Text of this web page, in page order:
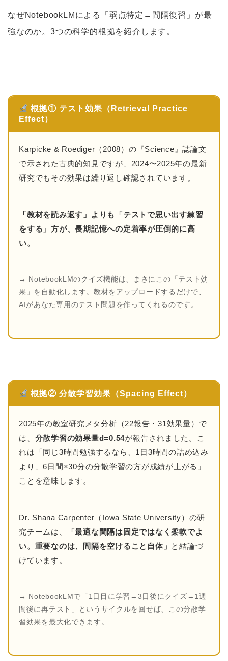
なぜNotebookLMによる「弱点特定→間隔復習」が最
強なのか。3つの科学的根拠を紹介します。
根拠① テスト効果（Retrieval Practice
Effect）
Karpicke & Roediger（2008）の『Science』誌論文
で示された古典的知見ですが、2024〜2025年の最新
研究でもその効果は繰り返し確認されています。
「教材を読み返す」よりも「テストで思い出す練習
をする」方が、長期記憶への定着率が圧倒的に高
い。
→ NotebookLMのクイズ機能は、まさにこの「テスト効
果」を自動化します。教材をアップロードするだけで、
AIがあなた専用のテスト問題を作ってくれるのです。
根拠② 分散学習効果（Spacing Effect）
2025年の教室研究メタ分析（22報告・31効果量）で
は、 分散学習の効果量d=0.54が報告されました。こ
れは「同じ3時間勉強するなら、1日3時間の詰め込み
より、6日間×30分の分散学習の方が成績が上がる」
ことを意味します。
Dr. Shana Carpenter（Iowa State University）の研
究チームは、
「最適な間隔は固定ではなく柔軟でよ
い。重要なのは、間隔を空けること自体」 と結論づ
けています。
→ NotebookLMで「1日目に学習→3日後にクイズ→1週
間後に再テスト」というサイクルを回せば、この分散学
習効果を最大化できます。